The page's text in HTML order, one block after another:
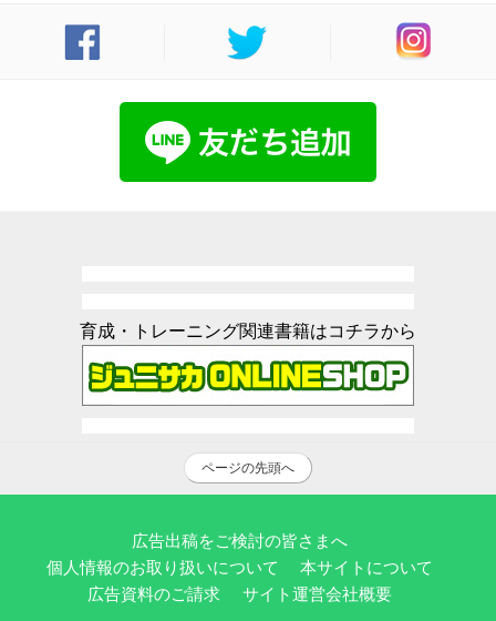
育成・トレーニング関連書籍はコチラから
ページの先頭へ
広告出稿をご検討の皆さまへ
個人情報のお取り扱いについて
本サイトについて
広告資料のご請求
サイト運営会社概要